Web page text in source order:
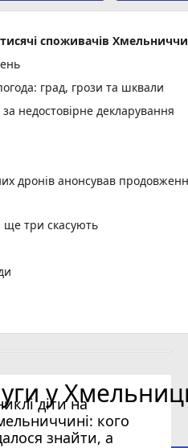
споживачів
град, грози та шквали
недостовірне декларування
дронів анонсував
ще три скасують
(ІМЕНА)
і коли дивитися
діти на
кого
знайти, а
у